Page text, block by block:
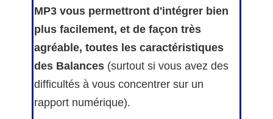
MP3 vous permettront d'intégrer bien
plus facilement, et de façon très
agréable, toutes les caractéristiques
des Balances (surtout si vous avez des
difficultés à vous concentrer sur un
rapport numérique).